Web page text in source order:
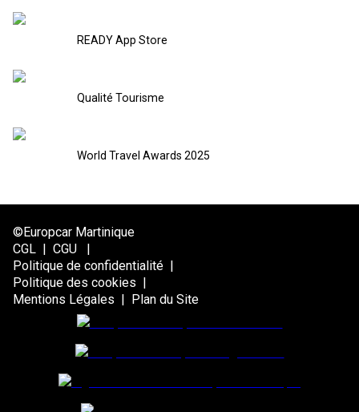
READY App Store
Qualité Tourisme
World Travel Awards 2025
©Europcar Martinique
CGL | CGU
|
Politique de confidentialité |
Politique des cookies |
Mentions Légales | Plan du Site